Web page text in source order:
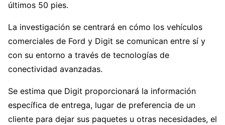
últimos 50 pies.
La investigación se centrará en cómo los vehículos
comerciales de Ford y Digit se comunican entre sí y
con su entorno a través de tecnologías de
conectividad avanzadas.
Se estima que Digit proporcionará la información
específica de entrega, lugar de preferencia de un
cliente para dejar sus paquetes u otras necesidades, el